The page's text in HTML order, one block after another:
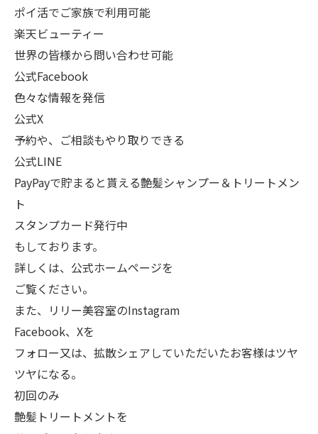
ポイ活でご家族で利用可能
楽天ビューティー
世界の皆様から問い合わせ可能
公式Facebook
色々な情報を発信
公式X
予約や、ご相談もやり取りできる
公式LINE
PayPayで貯まると貰える艶髪シャンプー＆トリートメン
ト
スタンプカード発行中
もしております。
詳しくは、公式ホームページを
ご覧ください。
また、リリー美容室のInstagram
Facebook、Xを
フォロー又は、拡散シェアしていただいたお客様はツヤ
ツヤになる。
初回のみ
艶髪トリートメントを